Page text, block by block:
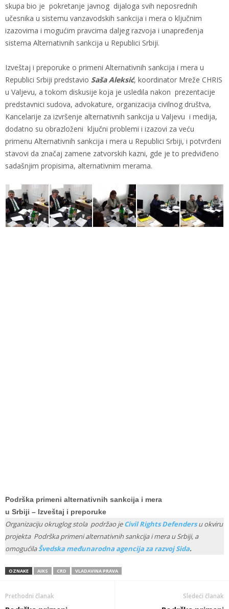
skupa bio je pokretanje javnog dijaloga svih neposrednih
učesnika u sistemu vanzavodskih sankcija i mera o ključnim
izazovima i mogućim pravcima daljeg razvoja i unapređenja
sistema Alternativnih sankcija u Republici Srbiji.
Izveštaj i preporuke o primeni Alternativnih sankcija i mera u
Republici Srbiji predstavio Saša Aleksić, koordinator Mreže CHRIS
u Valjevu, a tokom diskusije koja je usledila nakon prezentacije
predstavnici sudova, advokature, organizacija civilnog društva,
Kancelarije za izvršenje alternativnih sankcija u Valjevu i medija,
dodatno su obrazloženi ključni problemi i izazovi za veću
primenu Alternativnih sankcija i mera u Republici Srbiji, i potvrđeni
stavovi da značaj zamene zatvorskih kazni, gde je to predviđeno
sadašnjim propisima, alternativnim merama.
Podrška primeni alternativnih sankcija i mera
u Srbiji – Izveštaj i preporuke
Organizaciju okruglog stola podržao jeCivil Rights Defenders u okviru
projekta Podrška primeni alternativnih sankcija i mera u Srbiji, a
omogućilaŠvedska međunarodna agencija za razvoj Sida.
OZNAKE AIKS CRD VLADAVINA PRAVA
Prethodni članak Sledeći članak